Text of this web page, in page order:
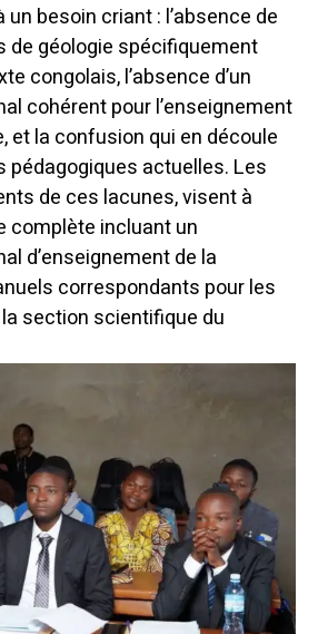
besoin criant : l’absence de
de géologie spécifiquement
congolais, l’absence d’un
cohérent pour l’enseignement
et la confusion qui en découle
pédagogiques actuelles. Les
de ces lacunes, visent à
complète incluant un
d’enseignement de la
correspondants pour les
section scientifique du